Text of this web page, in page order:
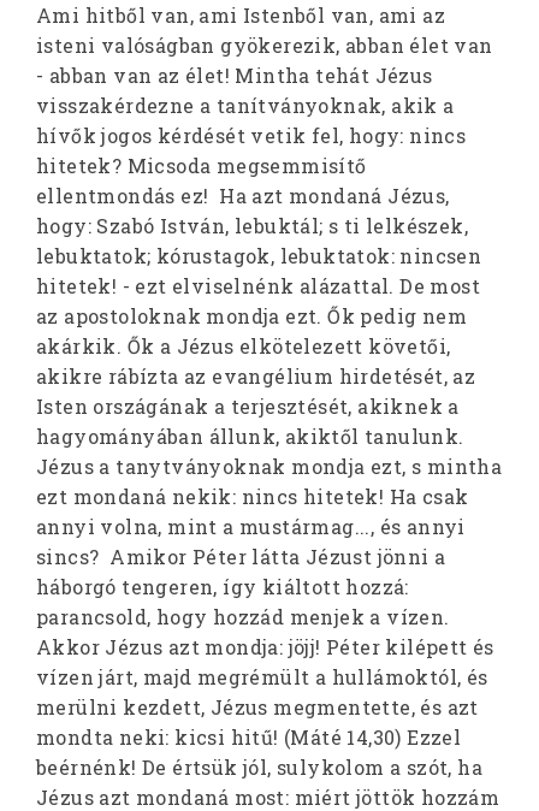
Ami hitből van, ami Istenből van, ami az
isteni valóságban gyökerezik, abban élet van
- abban van az élet! Mintha tehát Jézus
visszakérdezne a tanítványoknak, akik a
hívők jogos kérdését vetik fel, hogy: nincs
hitetek? Micsoda megsemmisítő
ellentmondás ez! Ha azt mondaná Jézus,
hogy: Szabó István, lebuktál; s ti lelkészek,
lebuktatok; kórustagok, lebuktatok: nincsen
hitetek! - ezt elviselnénk alázattal. De most
az apostoloknak mondja ezt. Ők pedig nem
akárkik. Ők a Jézus elkötelezett követői,
akikre rábízta az evangélium hirdetését, az
Isten országának a terjesztését, akiknek a
hagyományában állunk, akiktől tanulunk.
Jézus a tanytványoknak mondja ezt, s mintha
ezt mondaná nekik: nincs hitetek! Ha csak
annyi volna, mint a mustármag..., és annyi
sincs? Amikor Péter látta Jézust jönni a
háborgó tengeren, így kiáltott hozzá:
parancsold, hogy hozzád menjek a vízen.
Akkor Jézus azt mondja: jöjj! Péter kilépett és
vízen járt, majd megrémült a hullámoktól, és
merülni kezdett, Jézus megmentette, és azt
mondta neki: kicsi hitű! (Máté 14,30) Ezzel
beérnénk! De értsük jól, sulykolom a szót, ha
Jézus azt mondaná most: miért jöttök hozzám